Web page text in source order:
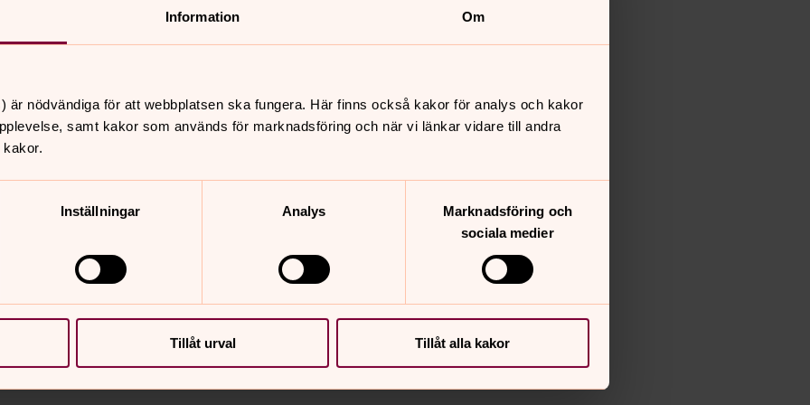
Information Om
är nödvändiga för att webbplatsen ska fungera. Här finns också kakor för analys och kakor
samt kakor som används för marknadsföring och när vi länkar vidare till andra
Inställningar Analys
Marknadsföring och
sociala medier
Tillåt urval Tillåt alla kakor
författarna de
plats i en postsekulär
att de ersätts av sådana som vi
Det handlar därför inte om en
sfär. Vem betjänar vem? Är
Till vem eller vilka sätter vi